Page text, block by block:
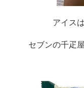
アイス
セブンの千疋